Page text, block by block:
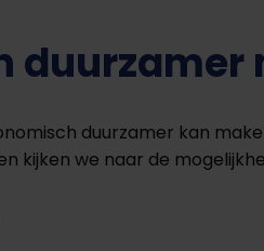
duurzamer
duurzamer kan
kijken we naar de